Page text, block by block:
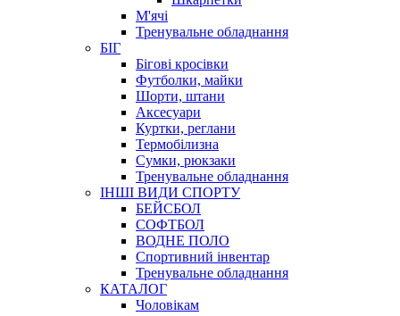
М'ячі
Тренувальне обладнання
БІГ
Бігові кросівки
Футболки, майки
Шорти, штани
Аксесуари
Куртки, реглани
Термобілизна
Сумки, рюкзаки
Тренувальне обладнання
ІНШІ ВИДИ СПОРТУ
БЕЙСБОЛ
СОФТБОЛ
ВОДНЕ ПОЛО
Спортивний інвентар
Тренувальне обладнання
КАТАЛОГ
Чоловікам